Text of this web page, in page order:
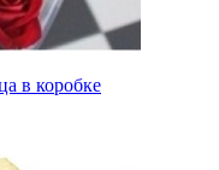
в коробке